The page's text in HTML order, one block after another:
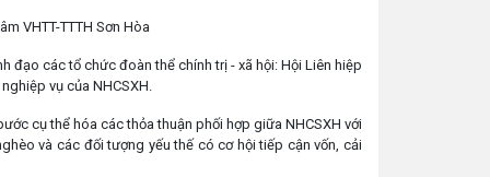
VHTT-TTTH Sơn Hòa
các tổ chức đoàn thể chính trị - xã hội: Hội Liên hiệp
vụ của NHCSXH.
cụ thể hóa các thỏa thuận phối hợp giữa NHCSXH với
và các đối tượng yếu thế có cơ hội tiếp cận vốn, cải